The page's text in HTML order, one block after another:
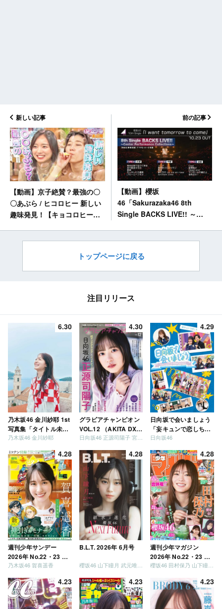
新しい記事
【動画】京子絶賛？最強の〇
〇あぶら / ヒコロヒー 新しい
趣味発見！【キョコロヒー
前の記事
【動画】櫻坂
46「Sakurazaka46 8th
Single BACKS LIVE!! ～
A・B・C 特典映像】
トップページに戻る
注目リリース
6.30
乃木坂46 金川紗耶 1st
写真集「タイトル未
定」
乃木坂46 金川紗耶
4.30
グラビアチャンピオン
VOL.12 （AKITA DXシ
リーズ）
日向坂46 正源司陽子 宮地すみれ
4.29
日向坂で会いましょう
「妄キュンで恋しちゃ
いましょう」「どっち
う」「ご褒美でロケし
ましょう」「フレンド
リーになりましょう」
「笑って卒業を祝いま
しょう」 [Blu-ray]
日向坂46
4.28
週刊少年サンデー
2026年 No.22・23 合
併号
乃木坂46 賀喜遥香
4.28
B.L.T. 2026年 6月号
櫻坂46 山下瞳月 武元唯衣 / 乃木坂46 海邉朱莉
4.28
週刊少年マガジン
2026年 No.22・23 合
併号
4.23 4.23 4.23